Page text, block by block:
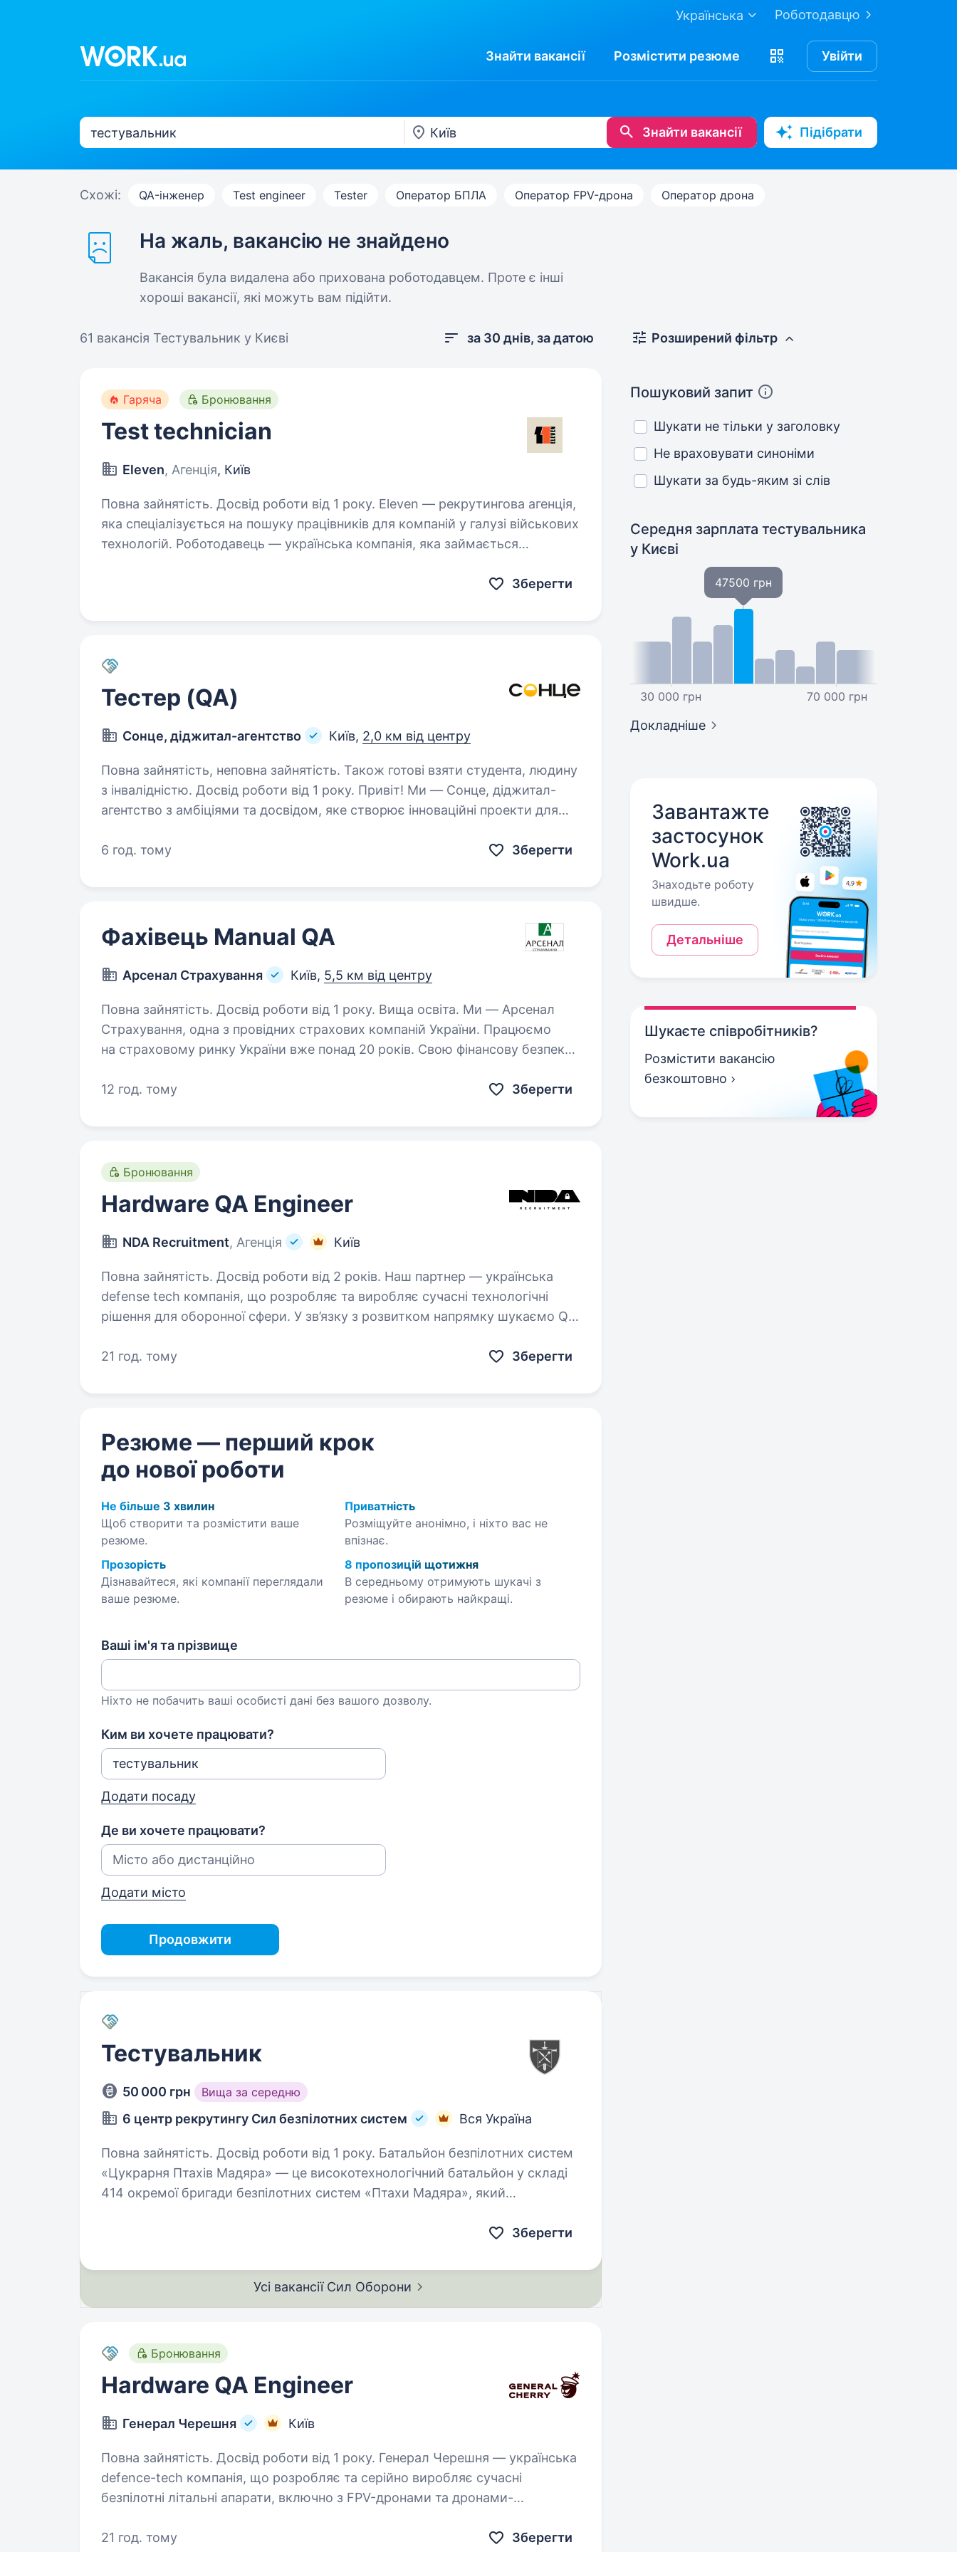
Роботодавцю
Українська
Знайти вакансії Розмістити резюме Увійти
Знайти вакансії Підібрати
Схожі: QA-інженер Test engineer Tester Оператор БПЛА Оператор FPV-дрона Оператор дрона
На жаль, вакансію не знайдено
Вакансія була видалена або прихована роботодавцем. Проте є інші
хороші вакансії, які можуть вам підійти.
61 вакансія Тестувальник у Києві за 30 днів, за датою
Гаряча Бронювання
Test technician
Eleven, Агенція, Київ
Повна зайнятість. Досвід роботи від 1 року. Eleven — рекрутингова агенція,
яка спеціалізується на пошуку працівників для компаній у галузі військових
технологій. Роботодавець — українська компанія, яка займається
Зберегти
Тестер (QA)
Сонце, діджитал-агентство Київ, 2,0 км від центру
Повна зайнятість, неповна зайнятість. Також готові взяти студента, людину
з інвалідністю. Досвід роботи від 1 року. Привіт! Ми — Сонце, діджитал-
агентство з амбіціями та досвідом, яке створює інноваційні проекти для
що працює з такими клієнтами, як АТБ, EVA,…
6 год. тому Зберегти
Фахівець Manual QA
Арсенал Страхування Київ, 5,5 км від центру
Повна зайнятість. Досвід роботи від 1 року. Вища освіта. Ми — Арсенал
Страхування, одна з провідних страхових компаній України. Працюємо
на страховому ринку України вже понад 20 років. Свою фінансову безпеку
12 год. тому
Зберегти
Бронювання
Hardware QA Engineer
NDA Recruitment, Агенція Київ
Повна зайнятість. Досвід роботи від 2 років. Наш партнер — українська
defense tech компанія, що розробляє та виробляє сучасні технологічні
рішення для оборонної сфери. У зв’язку з розвитком напрямку шукаємо QA
21 год. тому
Зберегти
Резюме — перший крок
до нової роботи
Не більше 3 хвилин
Щоб створити та розмістити ваше
резюме.
Приватність
Розміщуйте анонімно, і ніхто вас не
впізнає.
Прозорість
Дізнавайтеся, які компанії переглядали
ваше резюме.
8 пропозицій щотижня
В середньому отримують шукачі з
резюме і обирають найкращі.
Ваші ім'я та прізвище
Ніхто не побачить ваші особисті дані без вашого дозволу.
Ким ви хочете працювати?
Додати посаду
Де ви хочете працювати?
Додати місто
Продовжити
Тестувальник
50 000 грн Вища за середню
6 центр рекрутингу Сил безпілотних систем Вся Україна
Повна зайнятість. Досвід роботи від 1 року. Батальйон безпілотних систем
«Цукрарня Птахів Мадяра» — це високотехнологічний батальйон у складі
414 окремої бригади безпілотних систем «Птахи Мадяра», який
Зберегти
Усі вакансії Сил Оборони
Бронювання
Hardware QA Engineer
Генерал Черешня Київ
Повна зайнятість. Досвід роботи від 1 року. Генерал Черешня — українська
defence-tech компанія, що розробляє та серійно виробляє сучасні
безпілотні літальні апарати, включно з FPV-дронами та дронами-
21 год. тому
Зберегти
Розширений фільтр
Пошуковий запит
Шукати не тільки у заголовку
Не враховувати синоніми
Шукати за будь-яким зі слів
Середня зарплата тестувальника
у Києві
30 000 грн
47500 грн
70 000 грн
Докладніше
Завантажте
застосунок
Work.ua
Знаходьте роботу
швидше.
Детальніше
Шукаєте співробітників?
Розмістити вакансію
безкоштовно